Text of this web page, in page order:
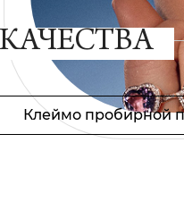
Клеймо пробирной